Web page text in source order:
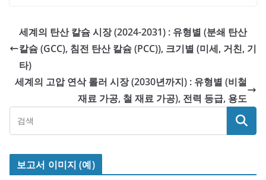
세계의 탄산 칼슘 시장 (2024-2031) : 유형별 (분쇄 탄산
칼슘 (GCC), 침전 탄산 칼슘 (PCC)), 크기별 (미세, 거친, 기
타)
세계의 고압 연삭 롤러 시장 (2030년까지) : 유형별 (비철
재료 가공, 철 재료 가공), 전력 등급, 용도
보고서 이미지 (예)